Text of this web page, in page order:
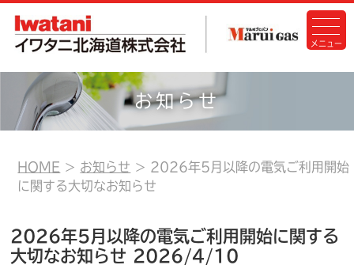
お知らせ
HOME お知らせ
2026年5月以降の電気ご利用開始
に関する大切なお知らせ
2026年5月以降の電気ご利用開始に関する
大切なお知らせ 2026/4/10